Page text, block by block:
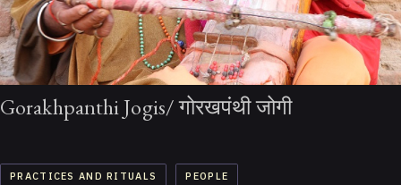
Gorakhpanthi Jogis/ गोरखपंथी जोगी
PRACTICES AND RITUALS PEOPLE